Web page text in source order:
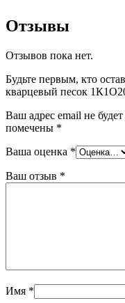
Отзывы
Отзывов пока нет.
Будьте первым, кто
кварцевый песок
Ваш адрес email не
помечены *
Ваша оценка *
Ваш отзыв *
Имя *